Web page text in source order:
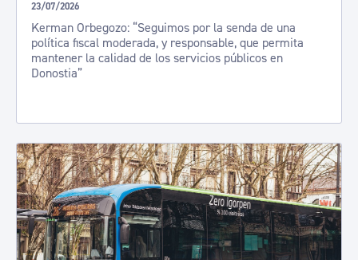
23/07/2026
Kerman Orbegozo: “Seguimos por la senda de una
política fiscal moderada, y responsable, que permita
mantener la calidad de los servicios públicos en
Donostia”